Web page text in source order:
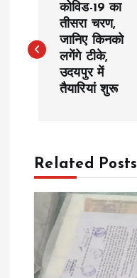
s
a
कोविड-19 का
तीसरा चरण,
जानिए किनको
लगेंगे टीके,
उदयपुर में
तैयारियां शुरू
Related Posts